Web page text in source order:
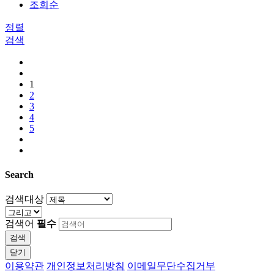
조회순
정렬
검색
1
2
3
4
5
Search
검색대상
검색어 필수
검색
닫기
이용약관 개인정보처리방침 이메일무단수집거부